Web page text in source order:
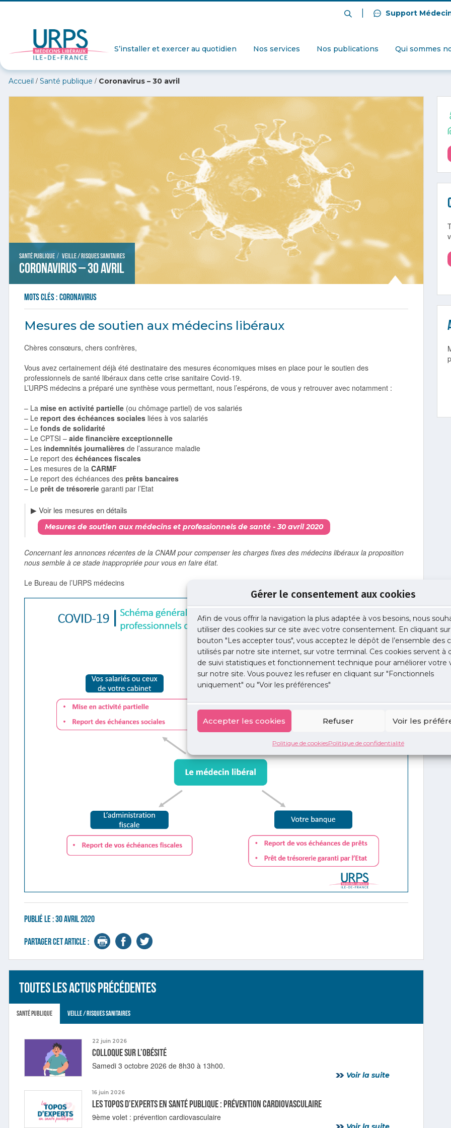
Gérer le consentement aux cookies
Afin de vous offrir la navigation la plus adaptée à vos besoins, nous
utiliser des cookies sur ce site avec votre consentement. En cliquant
bouton "Les accepter tous", vous acceptez le dépôt de l’ensemble des
utilisés par notre site internet, sur votre terminal. Ces cookies servent à
de suivi statistiques et fonctionnement technique pour améliorer votre
sur notre site. Vous pouvez les refuser en cliquant sur "Fonctionnels
uniquement" ou "Voir les préférences"
Accepter les cookies Refuser Voir les
Politique de cookiesPolitique de confidentialité
Support
S’installer et exercer au quotidien Nos services Nos publications Qui sommes
Accueil / Santé publique / Coronavirus – 30 avril
Santé publique / Veille / Risques sanitaires
Coronavirus – 30 avril
Mots clés :coronavirus
Mesures de soutien aux médecins libéraux
Chères consœurs, chers confrères,
Vous avez certainement déjà été destinataire des mesures économiques mises en place pour le soutien des
professionnels de santé libéraux dans cette crise sanitaire Covid-19.
L’URPS médecins a préparé une synthèse vous permettant, nous l’espérons, de vous y retrouver avec notamment :
– La mise en activité partielle (ou chômage partiel) de vos salariés
– Le report des échéances sociales liées à vos salariés
– Le fonds de solidarité
– Le CPTSI – aide financière exceptionnelle
– Les indemnités journalières de l’assurance maladie
– Le report des échéances fiscales
– Les mesures de la CARMF
– Le report des échéances des prêts bancaires
– Le prêt de trésorerie garanti par l’Etat
▶︎ Voir les mesures en détails
Mesures de soutien aux médecins et professionnels de santé - 30 avril 2020
Concernant les annonces récentes de la CNAM pour compenser les charges fixes des médecins libéraux la proposition
nous semble à ce stade inappropriée pour vous en faire état.
Le Bureau de l’URPS médecins
Publié le :30 avril 2020
Partager cet article :
Toutes les actus précédentes
Santé publique Veille / Risques sanitaires
22 juin 2026
Colloque sur l’obésité
Samedi 3 octobre 2026 de 8h30 à 13h00.
Voir la suite
16 juin 2026
Les topos d’experts en Santé publique : prévention cardiovasculaire
9ème volet : prévention cardiovasculaire